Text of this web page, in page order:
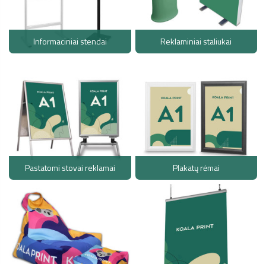
Informaciniai stendai Reklaminiai staliukai
Pastatomi stovai reklamai Plakatų rėmai